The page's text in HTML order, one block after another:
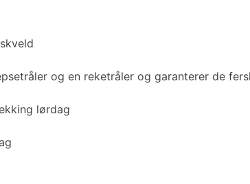
og en reketråler og garanterer de
lørdag